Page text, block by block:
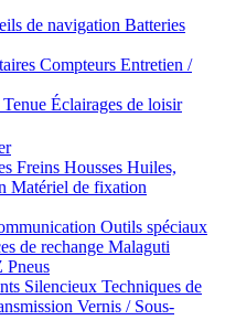
de navigation Batteries
Compteurs Entretien /
Tenue Éclairages de loisir
Freins Housses Huiles,
Matériel de fixation
Outils spéciaux
de rechange Malaguti
Pneus
Silencieux Techniques de
Vernis / Sous-